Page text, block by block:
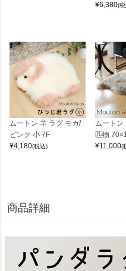
¥6,380(
ムートン 羊 ラグ モカ/
ピンク 小 7F
¥4,180(税込)
ムートン
匹物
¥11,000(
商品詳細